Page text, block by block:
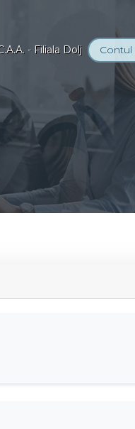
- Filiala Dolj Contul